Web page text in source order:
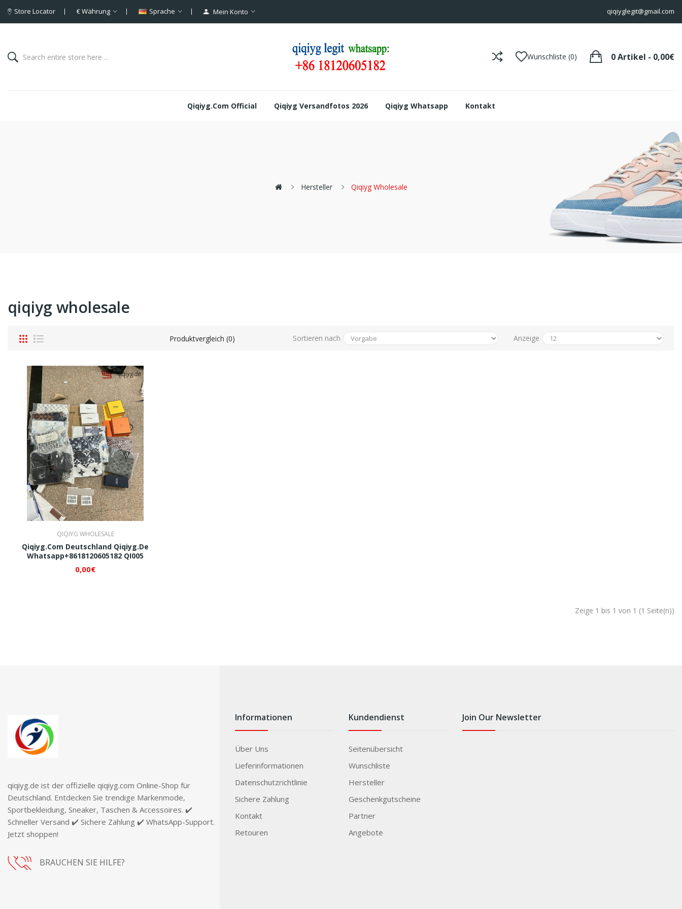
Store Locator €Währung Sprache Mein Konto qiqiyglegit@gmail.com
Wunschliste (0) 0 Artikel - 0,00€
Qiqiyg.com Official Qiqiyg Versandfotos 2026 Qiqiyg Whatsapp Kontakt
Hersteller Qiqiyg Wholesale
qiqiyg wholesale
Produktvergleich (0) Sortieren nach Anzeige
QIQIYG WHOLESALE
Qiqiyg.com Deutschland Qiqiyg.de
Whatsapp+8618120605182 QI005
0,00€
Zeige 1 bis 1 von 1 (1 Seite(n))
qiqiyg.de ist der offizielle qiqiyg.com Online-Shop für
Deutschland. Entdecken Sie trendige Markenmode,
Sportbekleidung, Sneaker, Taschen & Accessoires. ✔️
Schneller Versand ✔️ Sichere Zahlung ✔️ WhatsApp-Support.
Jetzt shoppen!
BRAUCHEN SIE HILFE?
Informationen
Über Uns
Lieferinformationen
Datenschutzrichtlinie
Sichere Zahlung
Kontakt
Retouren
Kundendienst
Seitenübersicht
Wunschliste
Hersteller
Geschenkgutscheine
Partner
Angebote
Join Our Newsletter